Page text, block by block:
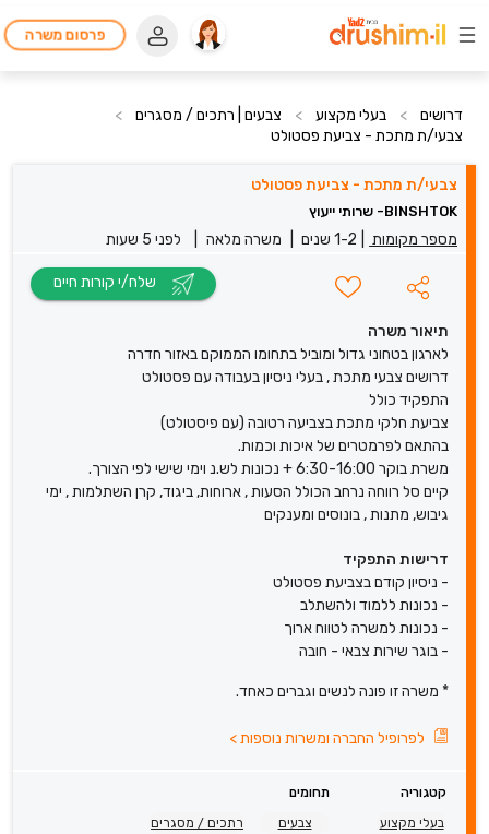
פרסום משרה
דרושים > בעלי מקצוע > צבעים | רתכים / מסגרים
>
צבעי/ת מתכת - צביעת פסטולט
צבעי/ת מתכת - צביעת פסטולט
BINSHTOK- שרותי ייעוץ
מספר מקומות 1-2 שנים משרה מלאה לפני 5 שעות
תיאור משרה
לארגון בטחוני גדול ומוביל בתחומו הממוקם באזור חדרה
דרושים צבעי מתכת , בעלי ניסיון בעבודה עם פסטולט
התפקיד כולל
צביעת חלקי מתכת בצביעה רטובה (עם פיסטולט)
בהתאם לפרמטרים של איכות וכמות.
משרת בוקר 6:30-16:00 + נכונות לש.נ וימי שישי לפי הצורך.
קיים סל רווחה נרחב הכולל הסעות , ארוחות, ביגוד, קרן השתלמות , ימי
גיבוש, מתנות , בונוסים ומענקים
דרישות התפקיד
- ניסיון קודם בצביעת פסטולט
- נכונות ללמוד ולהשתלב
- נכונות למשרה לטווח ארוך
- בוגר שירות צבאי - חובה
* משרה זו פונה לנשים וגברים כאחד.
לפרופיל החברה ומשרות נוספות>
קטגוריה
תחומים
בעלי מקצוע
צבעים רתכים / מסגרים